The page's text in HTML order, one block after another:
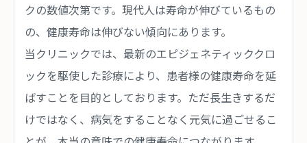
クの数値次第です。現代人は寿命が伸びているもの
の、健康寿命は伸びない傾向にあります。
当クリニックでは、最新のエピジェネティッククロ
ックを駆使した診療により、患者様の健康寿命を延
ばすことを目的としております。ただ長生きするだ
けではなく、病気をすることなく元気に過ごせるこ